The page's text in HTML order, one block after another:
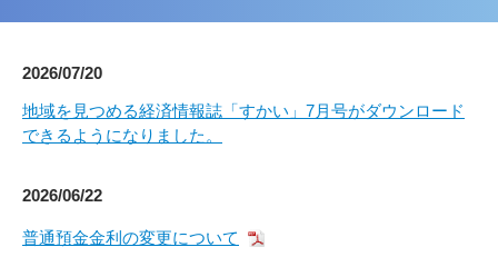
2026/07/20
地域を見つめる経済情報誌「すかい」7月号がダウンロード
できるようになりました。
2026/06/22
普通預金金利の変更について